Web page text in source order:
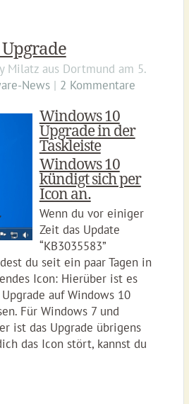
Milatzaus Dortmund am 5.
News| 2 Kommentare
Windows 10
Upgrade in der
Taskleiste
Windows 10
kündigt sich per
Icon an.
Wenn du vor einiger
Zeit das Update
“KB3035583”
du seit ein paar Tagen in
Icon: Hierüber ist es
auf Windows 10
Für Windows 7 und
ist das Upgrade übrigens
das Icon stört, kannst du